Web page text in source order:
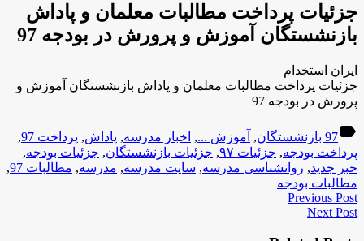
جزئیات پرداخت مطالبات معلمان و پاداش
بازنشستگان آموزش و پرورش در بودجه 97
ایران استخدام
جزئیات پرداخت مطالبات معلمان و پاداش بازنشستگان آموزش و
پرورش در بودجه 97
label97 بازنشستگان , آموزش ..., اخبار مدرسه, پاداش, پرداخت 97
,
پرداخت بودجه, جزئیات ۹۷ , جزئیات بازنشستگان, جزئیات بودجه,
خبر جدید, روانشناسی مدرسه, سایت مدرسه, مدرسه, مطالبات 97
,
مطالبات بودجه
Previous Post
Next Post